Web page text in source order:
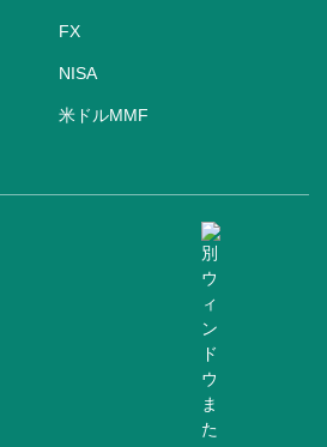
FX
NISA
米ドルMMF